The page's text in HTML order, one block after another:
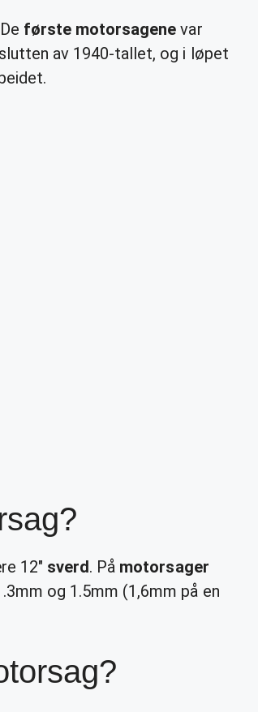
første motorsagene var
av 1940-tallet, og i løpet
12″ sverd. På motorsager
og 1.5mm (1,6mm på en